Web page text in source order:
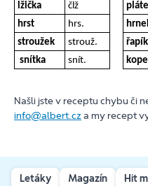
lžička
člž
hrst
hrs.
stroužek
strouž. řapík
snítka
snít.
Našli jste v receptu chybu či
info@albert.cza my recept
Letáky Magazín Hit